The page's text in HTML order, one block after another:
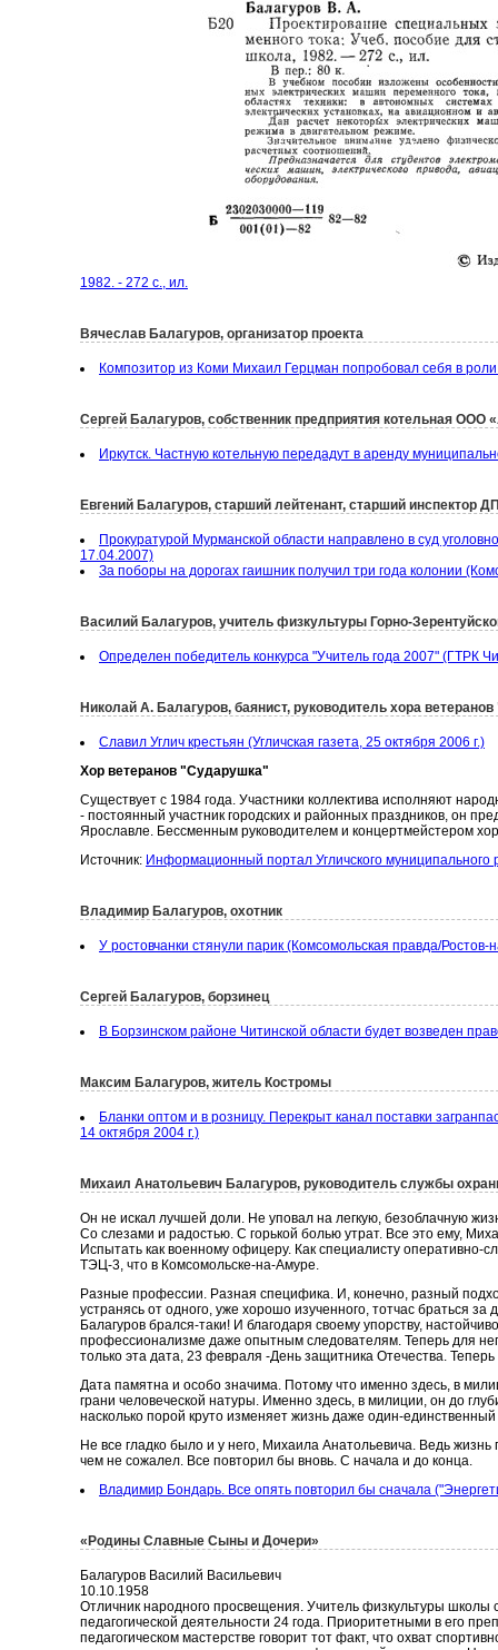
1982. - 272 с., ил.
Вячеслав Балагуров, организатор проекта
Композитор из Коми Михаил Герцман попробовал себя в
Сергей Балагуров, собственник предприятия котельная ООО
Иркутск. Частную котельную передадут в аренду
Евгений Балагуров, старший лейтенант, старший инспектор
Прокуратурой Мурманской области направлено в суд
17.04.2007)
За поборы на дорогах гаишник получил три года колонии
Василий Балагуров, учитель физкультуры Горно-
Определен победитель конкурса "Учитель года 2007" (ГТРК
Николай А. Балагуров, баянист, руководитель хора
Славил Углич крестьян (Угличская газета, 25 октября 2006 г.)
Хор ветеранов "Сударушка"
Существует с 1984 года. Участники коллектива исполняют
- постоянный участник городских и районных праздников, он
Ярославле. Бессменным руководителем и концертмейстером
Источник: Информационный портал Угличского муниципального
Владимир Балагуров, охотник
У ростовчанки стянули парик (Комсомольская правда/Ростов-
Сергей Балагуров, борзинец
В Борзинском районе Читинской области будет возведен
Максим Балагуров, житель Костромы
Бланки оптом и в розницу. Перекрыт канал поставки
14 октября 2004 г.)
Михаил Анатольевич Балагуров, руководитель службы
Он не искал лучшей доли. Не уповал на легкую, безоблачную
Со слезами и радостью. С горькой болью утрат. Все это ему,
Испытать как военному офицеру. Как специалисту
ТЭЦ-3, что в Комсомольске-на-Амуре.
Разные профессии. Разная специфика. И, конечно, разный
устранясь от одного, уже хорошо изученного, тотчас браться
Балагуров брался-таки! И благодаря своему упорству,
профессионализме даже опытным следователям. Теперь для
только эта дата, 23 февраля -День защитника Отечества.
Дата памятна и особо значима. Потому что именно здесь, в
грани человеческой натуры. Именно здесь, в милиции, он до
насколько порой круто изменяет жизнь даже один-
Не все гладко было и у него, Михаила Анатольевича. Ведь
чем не сожалел. Все повторил бы вновь. С начала и до конца.
Владимир Бондарь. Все опять повторил бы сначала
«Родины Славные Сыны и Дочери»
Балагуров Василий Васильевич
10.10.1958
Отличник народного просвещения. Учитель физкультуры школы
педагогической деятельности 24 года. Приоритетными в его
педагогическом мастерстве говорит тот факт, что охват